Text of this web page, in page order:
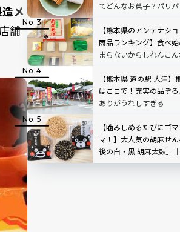
メ
舗
てどんなお菓子？パリ
【熊本県のアンテナシ
商品ランキング】食べ
まらないからしれんこ
【熊本県 道の駅 大津】
はここで！充実の品ぞ
ありがうれしすぎる
【噛みしめるたびにゴ
マ！】大人気の胡麻せ
後の白・黒 胡麻太鼓」
すすめ土産